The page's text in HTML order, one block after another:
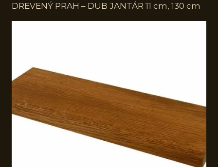
DREVENÝ PRAH – DUB JANTÁR 11 cm, 130 cm